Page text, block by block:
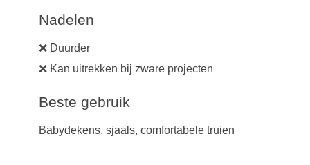
Nadelen
❌ Duurder
❌ Kan uitrekken bij zware projecten
Beste gebruik
Babydekens, sjaals, comfortabele truien